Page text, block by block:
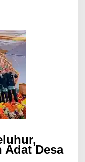
Adat Desa